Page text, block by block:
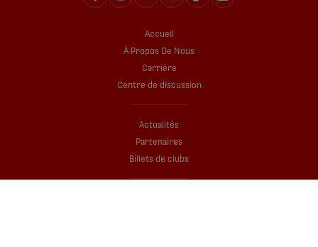
Accueil
À Propos De Nous
Carrière
Centre de discussion
Actualités
Partenaires
Billets de clubs